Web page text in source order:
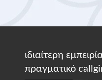
ιδιαίτερη
πραγματικό